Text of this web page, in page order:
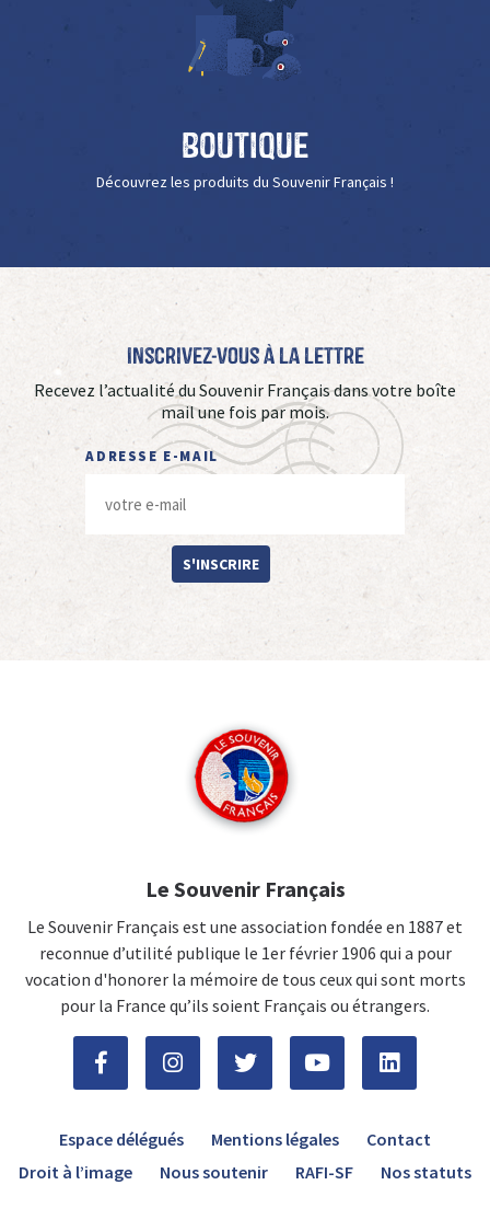
Boutique
Découvrez les produits du Souvenir Français !
Inscrivez-vous à La Lettre
Recevez l’actualité du Souvenir Français dans votre boîte
mail une fois par mois.
ADRESSE E-MAIL
S'INSCRIRE
Le Souvenir Français
Le Souvenir Français est une association fondée en 1887 et
reconnue d’utilité publique le 1er février 1906 qui a pour
vocation d'honorer la mémoire de tous ceux qui sont morts
pour la France qu’ils soient Français ou étrangers.
Espace délégués Mentions légales
Contact
Droit à l’image
Nous soutenir RAFI-SF Nos statuts